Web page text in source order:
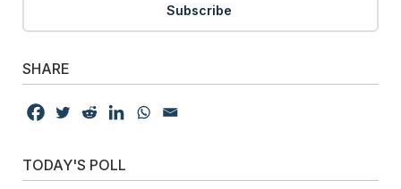
Subscribe
SHARE
TODAY'S POLL